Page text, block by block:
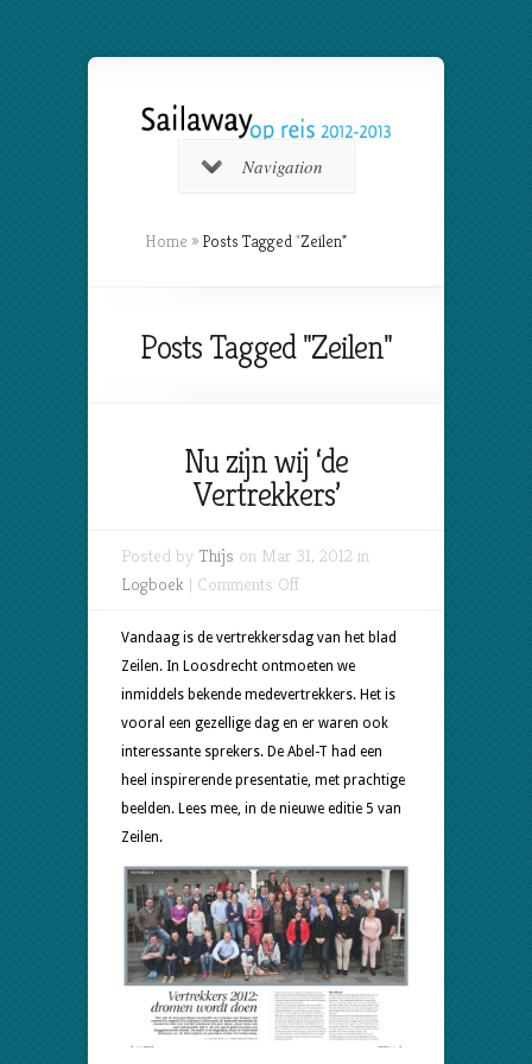
Navigation
Home » Posts Tagged"Zeilen"
Posts Tagged "Zeilen"
Nu zijn wij ‘de
Vertrekkers’
Posted by Thijs on Mar 31, 2012 in
Logboek | Comments Offon
zijn
wij
‘de
Vertrekkers’
Vandaag is de vertrekkersdag van het blad
Zeilen. In Loosdrecht ontmoeten we
inmiddels bekende medevertrekkers. Het is
vooral een gezellige dag en er waren ook
interessante sprekers. De Abel-T had een
heel inspirerende presentatie, met prachtige
beelden. Lees mee, in de nieuwe editie 5 van
Zeilen.